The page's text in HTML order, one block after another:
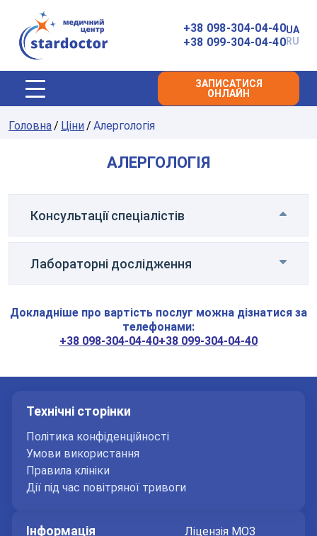
Головна
+38 098-304-04-40
+38 099-304-04-40
UA
RU
ЗАПИСАТИСЯ
ОНЛАЙН
Головна Ціни Алергологія
АЛЕРГОЛОГІЯ
Консультації спеціалістів
Консультація алерголога
грн
Замовити
Лабораторні дослідження
Докладніше про вартість послуг можна дізнатися за
телефонами:
+38 098-304-04-40+38 099-304-04-40
Технічні сторінки
Політика конфіденційності
Умови використання
Правила клініки
Дії під час повітряної тривоги
Інформація
Ліцензія МОЗ
Залиште Ваші контактні дані